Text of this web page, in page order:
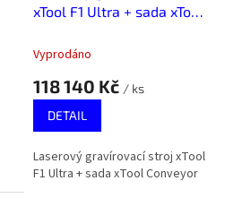
xTool F1 Ultra + sada xTool
Vyprodáno
118 140 Kč / ks
DETAIL
Laserový gravírovací stroj xTool
F1 Ultra + sada xTool Conveyor